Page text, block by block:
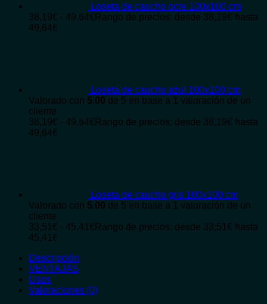
Loseta de caucho ocre 100x100 cm
38,19€ - 49,64€ Rango de precios: desde 38,19€ hasta
49,64€
Loseta de caucho azul 100x100 cm
Valorado con 5.00 de 5 en base a 1 valoración de un
cliente
38,19€ - 49,64€ Rango de precios: desde 38,19€ hasta
49,64€
Loseta de caucho gris 100x100 cm
Valorado con 5.00 de 5 en base a 1 valoración de un
cliente
33,51 € - 45,41 € Rango de precios: desde 33,51€ hasta
45,41€
Descripción
VENTAJAS
Usos
Valoraciones (0)